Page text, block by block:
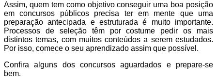
Assim, quem tem como objetivo conseguir uma boa posição
em concursos públicos precisa ter em mente que uma
preparação antecipada e estruturada é muito importante.
Processos de seleção têm por costume pedir os mais
distintos temas, com muitos conteúdos a serem estudados.
Por isso, comece o seu aprendizado assim que possível.
Confira alguns dos concursos aguardados e prepare-se
bem.